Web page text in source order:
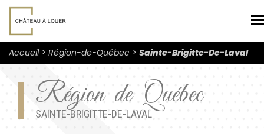
Accueil Région-de-Québec Sainte-Brigitte-De-Laval
Région-de-Québec
SAINTE-BRIGITTE-DE-LAVAL